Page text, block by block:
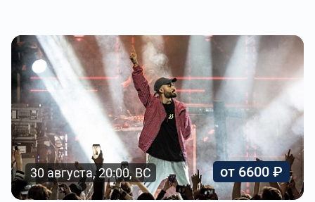
30 августа, 20:00, ВС от 6600 ₽